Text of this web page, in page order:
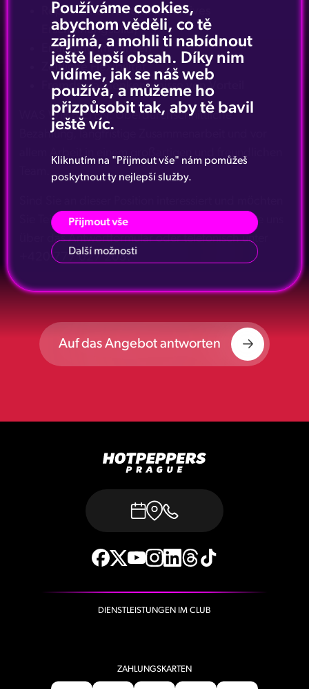
Repräsentatives und attraktives
Erscheinungsbild,
Erfahrung im Tanzen
Zeitliche Flexibilität
Fremdsprachenkenntnisse von Vorteil
WAS WIR BIETEN: Überdurchschnittliche
Bezahlung, langfristige Zusammenarbeit und vor
allem Arbeit in einem großartigen und freundlichen
Sie Teil unseres Teams werden? Kontaktieren Sie uns
über das Antwortformular oder telefonisch unter
+420 777 027 205.
Auf das Angebot antworten
DIENSTLEISTUNGEN IM CLUB
ZAHLUNGSKARTEN
Používáme cookies,
abychom věděli, co tě
zajímá, a mohli ti nabídnout
ještě lepší obsah. Díky nim
vidíme, jak se náš web
používá, a můžeme ho
přizpůsobit tak, aby tě bavil
ještě víc.
Kliknutím na "Přijmout vše" nám pomůžeš
poskytnout ty nejlepší služby.
Přijmout vše
Další možnosti